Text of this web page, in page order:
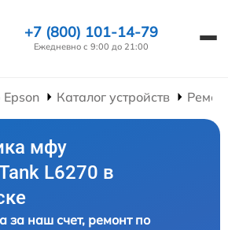
+7 (800) 101-14-79
Ежедневно с 9:00 до 21:00
Каталог устройств
мфу
L6270 в
за наш счет, ремонт по